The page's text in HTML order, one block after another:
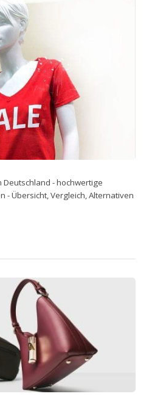
- hochwertige
- Übersicht, Vergleich, Alternativen